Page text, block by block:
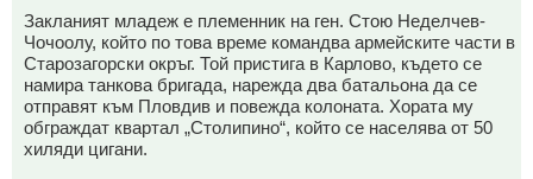
Закланият младеж е племенник на ген. Стою Неделчев-
Чочоолу, който по това време командва армейските части в
Старозагорски окръг. Той пристига в Карлово, където се
намира танкова бригада, нарежда два батальона да се
отправят към Пловдив и повежда колоната. Хората му
обграждат квартал „Столипино“, който се населява от 50
хиляди цигани.